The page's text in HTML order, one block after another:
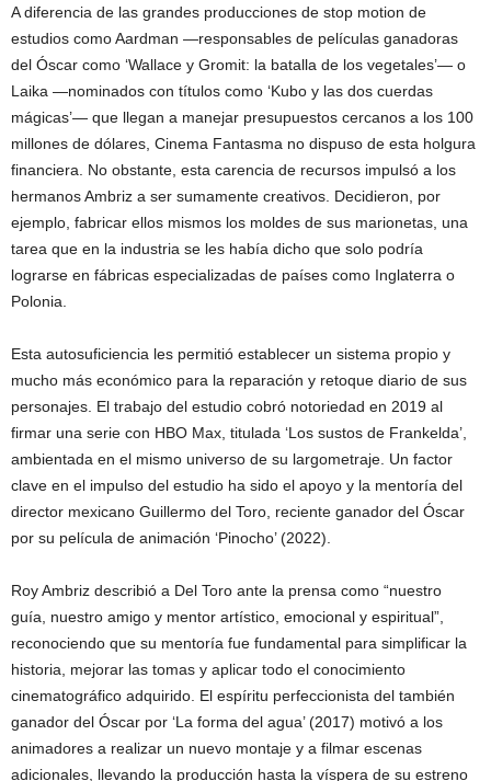
A diferencia de las grandes producciones de stop motion de
estudios como Aardman —responsables de películas ganadoras
del Óscar como ‘Wallace y Gromit: la batalla de los vegetales’— o
Laika —nominados con títulos como ‘Kubo y las dos cuerdas
mágicas’— que llegan a manejar presupuestos cercanos a los 100
millones de dólares, Cinema Fantasma no dispuso de esta holgura
financiera. No obstante, esta carencia de recursos impulsó a los
hermanos Ambriz a ser sumamente creativos. Decidieron, por
ejemplo, fabricar ellos mismos los moldes de sus marionetas, una
tarea que en la industria se les había dicho que solo podría
lograrse en fábricas especializadas de países como Inglaterra o
Polonia.
Esta autosuficiencia les permitió establecer un sistema propio y
mucho más económico para la reparación y retoque diario de sus
personajes. El trabajo del estudio cobró notoriedad en 2019 al
firmar una serie con HBO Max, titulada ‘Los sustos de Frankelda’,
ambientada en el mismo universo de su largometraje. Un factor
clave en el impulso del estudio ha sido el apoyo y la mentoría del
director mexicano Guillermo del Toro, reciente ganador del Óscar
por su película de animación ‘Pinocho’ (2022).
Roy Ambriz describió a Del Toro ante la prensa como “nuestro
guía, nuestro amigo y mentor artístico, emocional y espiritual”,
reconociendo que su mentoría fue fundamental para simplificar la
historia, mejorar las tomas y aplicar todo el conocimiento
cinematográfico adquirido. El espíritu perfeccionista del también
ganador del Óscar por ‘La forma del agua’ (2017) motivó a los
animadores a realizar un nuevo montaje y a filmar escenas
adicionales, llevando la producción hasta la víspera de su estreno